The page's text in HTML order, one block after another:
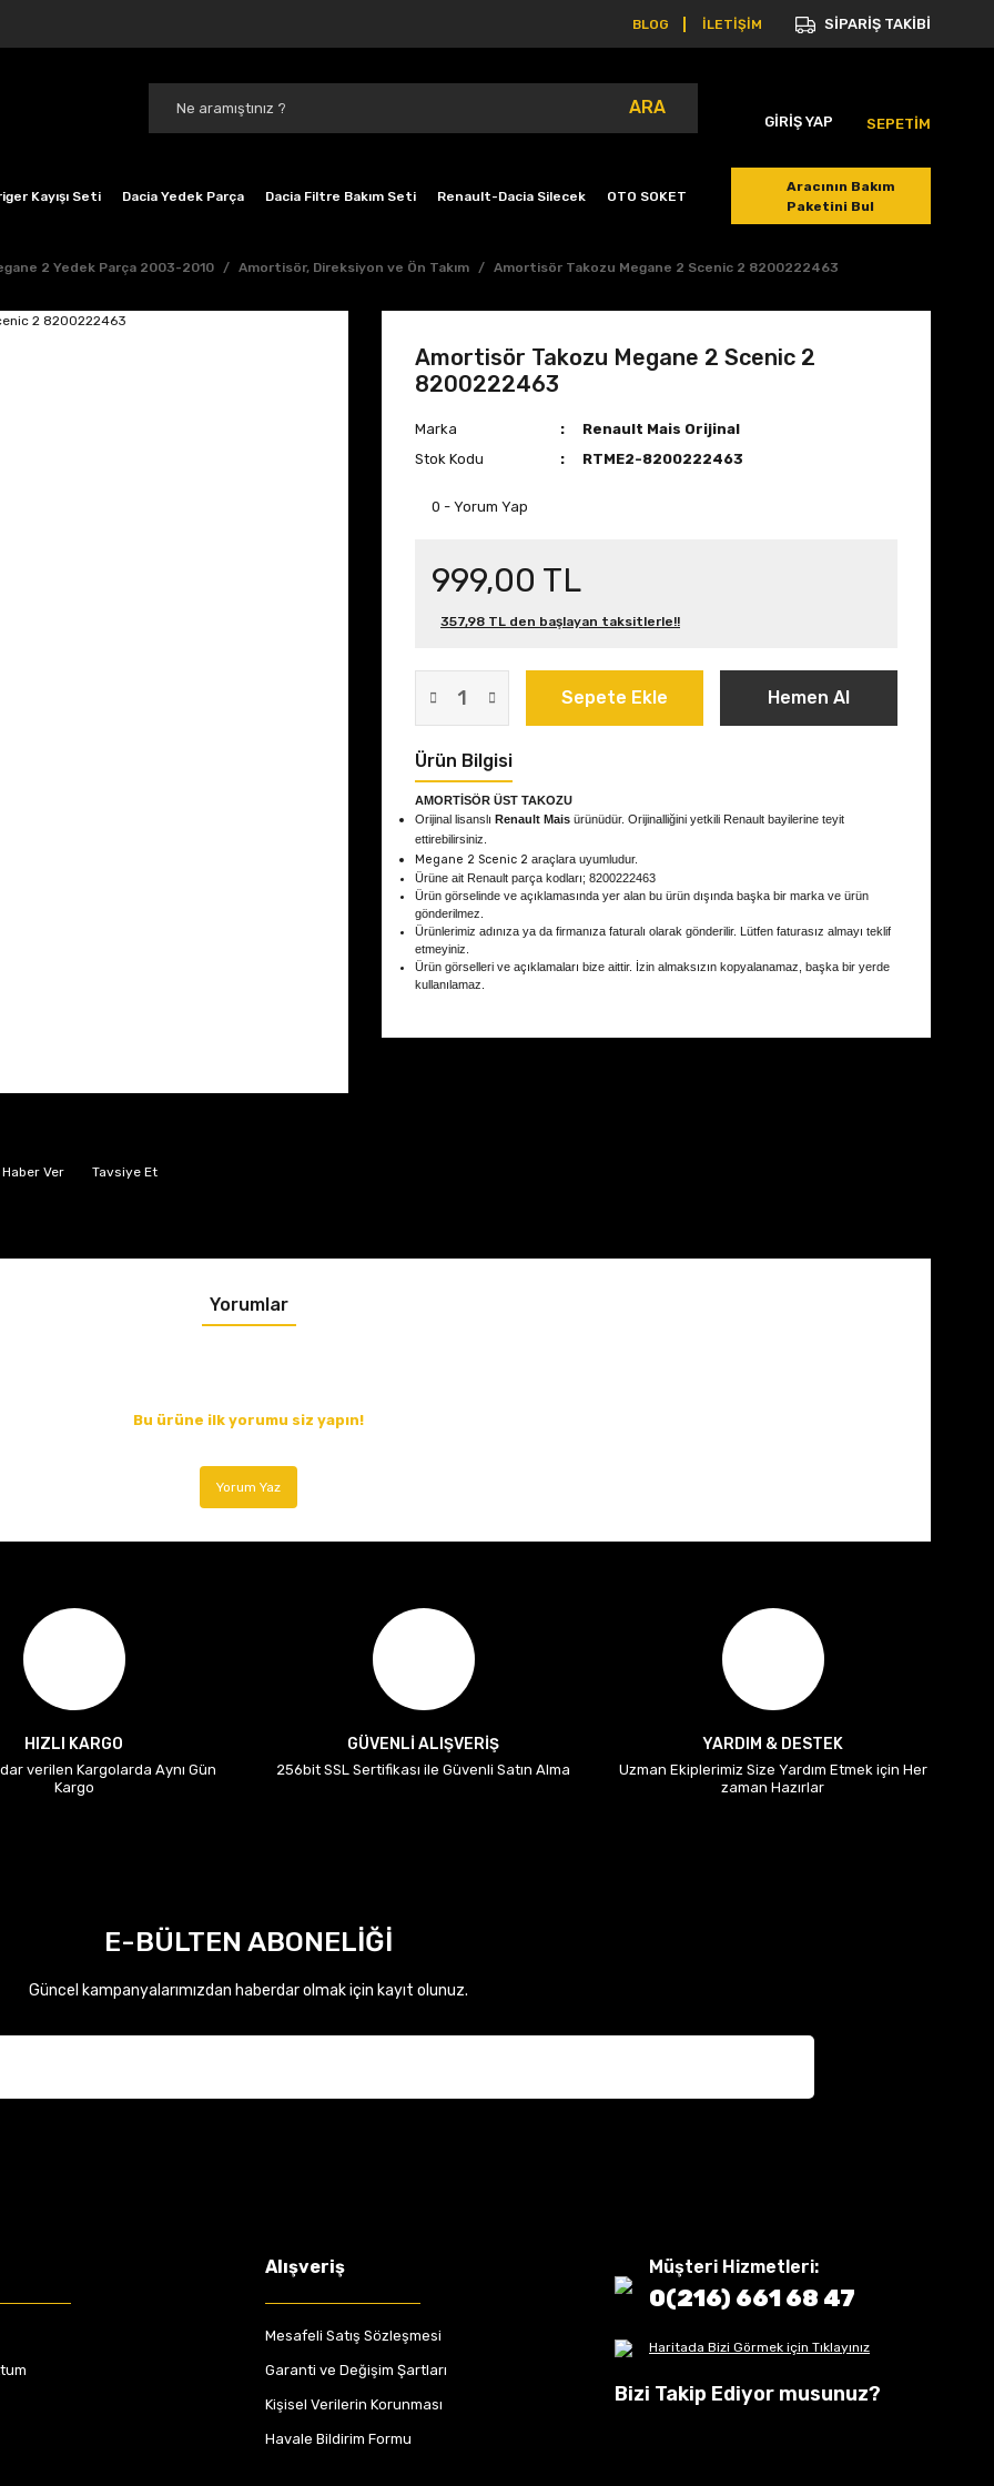
BLOG İLETİŞİM SİPARİŞ TAKİBİ
ARA
GİRİŞ YAP SEPETİM
Kayışı Seti Dacia Yedek Parça Dacia Filtre Bakım Seti Renault-Dacia Silecek OTO SOKET
Aracının Bakım
Paketini Bul
2 Yedek Parça 2003-2010 Amortisör, Direksiyon ve Ön Takım Amortisör Takozu Megane 2 Scenic 2 8200222463
Ver Tavsiye Et
Amortisör Takozu Megane 2 Scenic 2
8200222463
Marka
Renault Mais Orijinal
Stok Kodu
RTME2-8200222463
0 - Yorum Yap
999,00 TL
357,98 TL den başlayan taksitlerle!!
Sepete Ekle Hemen Al
Ürün Bilgisi
AMORTİSÖR ÜST TAKOZU
Orijinal lisanslı Renault Mais ürünüdür. Orijinalliğini yetkili Renault bayilerine teyit
ettirebilirsiniz.
Megane 2 Scenic 2 araçlara uyumludur.
Ürüne ait Renault parça kodları; 8200222463
Ürün görselinde ve açıklamasında yer alan bu ürün dışında başka bir marka ve ürün
gönderilmez.
Ürünlerimiz adınıza ya da firmanıza faturalı olarak gönderilir. Lütfen faturasız almayı teklif
etmeyiniz.
Ürün görselleri ve açıklamaları bize aittir. İzin almaksızın kopyalanamaz, başka bir yerde
kullanılamaz.
Yorumlar
Bu ürüne ilk yorumu siz yapın!
Yorum Yaz
HIZLI KARGO
verilen Kargolarda Aynı Gün
Kargo
GÜVENLİ ALIŞVERİŞ
256bit SSL Sertifikası ile Güvenli Satın Alma
YARDIM & DESTEK
Uzman Ekiplerimiz Size Yardım Etmek için Her
zaman Hazırlar
E-BÜLTEN ABONELİĞİ
Güncel kampanyalarımızdan haberdar olmak için kayıt olunuz.
Alışveriş
Mesafeli Satış Sözleşmesi
Garanti ve Değişim Şartları
Kişisel Verilerin Korunması
Havale Bildirim Formu
Müşteri Hizmetleri:
0(216) 661 68 47
Haritada Bizi Görmek için Tıklayınız
Bizi Takip Ediyor musunuz?